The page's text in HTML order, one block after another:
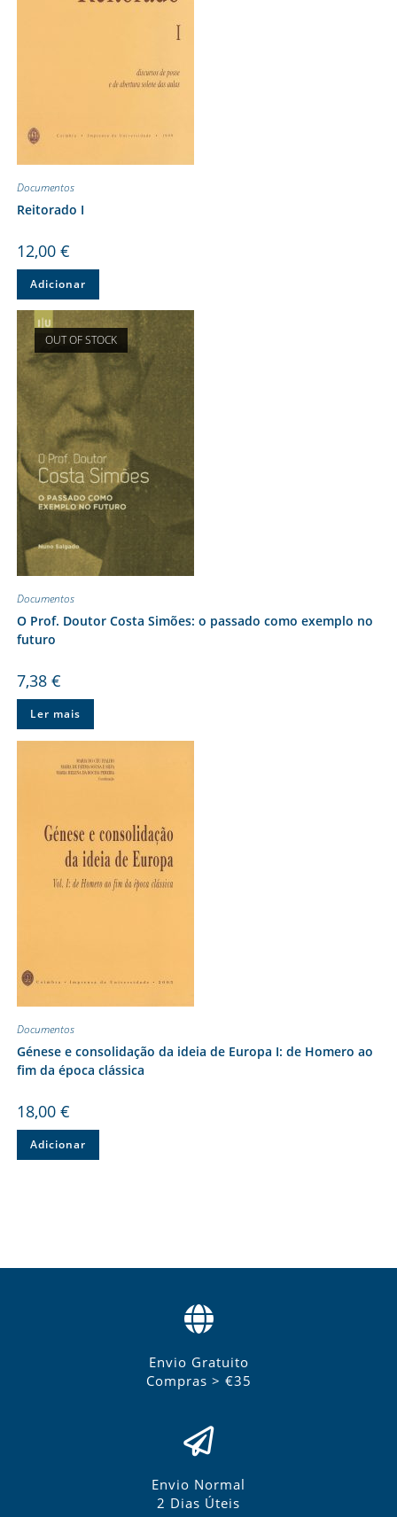
Documentos
Reitorado I
12,00 €
Adicionar
OUT OF STOCK
Documentos
O Prof. Doutor Costa Simões: o passado como exemplo no
futuro
7,38 €
Ler mais
Documentos
Génese e consolidação da ideia de Europa I: de Homero ao
fim da época clássica
18,00 €
Adicionar
Envio Gratuito
Compras > €35
Envio Normal
2 Dias Úteis